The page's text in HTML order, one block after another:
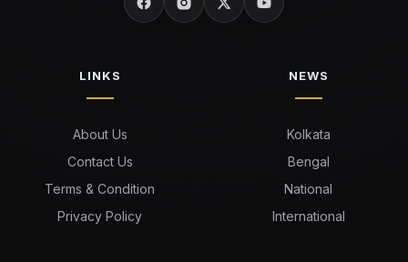
LINKS
About Us
Contact Us
Terms & Condition
Privacy Policy
NEWS
Kolkata
Bengal
National
International